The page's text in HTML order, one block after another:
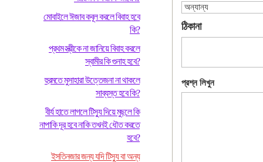
মোবাইলে ঈজাব কবূল করলে বিবাহ হবে
কি?
প্রথম স্ত্রীকে না জানিয়ে বিবাহ করলে
স্বামীর কি গুনাহ হবে?
হুরমতে মুসাহারা উত্তেজনা না থাকলে
সাব্যস্ত হবে কি?
বীর্য হাতে লাগলে টিস্যু দিয়ে মুছলে কি
নাপাকি দূর হবে নাকি তখনই ধৌত করতে
হবে?
ইসতিনজার জন্য যদি টিস্যু বা অন্য
ঠিকানা
প্রশ্ন লিখুন